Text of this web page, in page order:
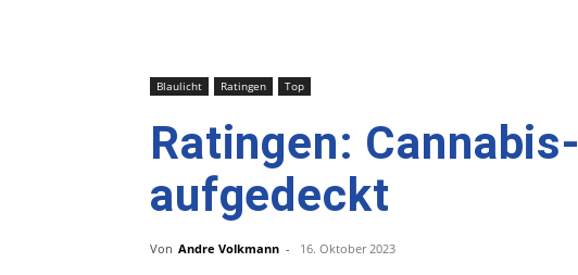
Blaulicht Ratingen Top
Ratingen:
aufgedeckt
Von Andre Volkmann - 16. Oktober 2023